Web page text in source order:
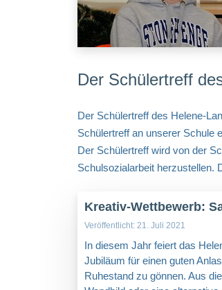
Der Schülertreff
Der Schülertreff des Helene-
Schülertreff an unserer Schule
Der Schülertreff wird von der
Schulsozialarbeit herzustellen.
Kreativ-Wettbewerb:
Veröffentlicht: 21. Juli 2021
In diesem Jahr feiert das
Jubiläum für einen guten
Ruhestand zu gönnen. Aus